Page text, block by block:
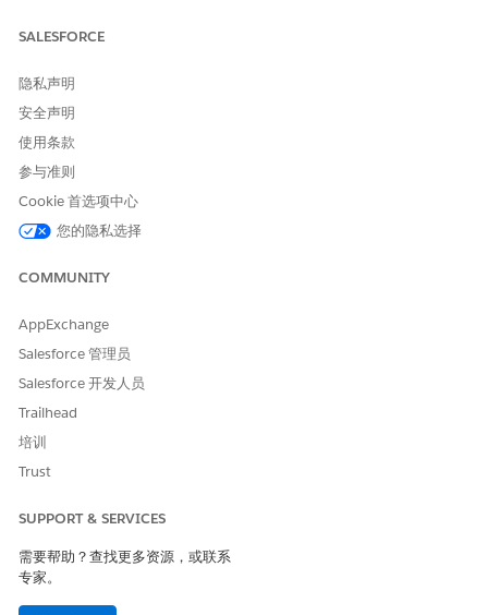
置 Data 360
SALESFORCE
隐私声明
安全声明
使用条款
参与准则
Cookie 首选项中心
您的隐私选择
COMMUNITY
AppExchange
Salesforce 管理员
Salesforce 开发人员
Trailhead
培训
Trust
SUPPORT & SERVICES
需要帮助？查找更多资源，或联系
专家。